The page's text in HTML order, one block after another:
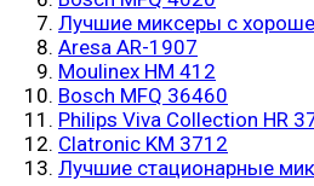
Лучшие миксеры с
Aresa AR-1907
Moulinex HM 412
Bosch MFQ 36460
Philips Viva Collection HR
Clatronic KM 3712
Лучшие стационарные